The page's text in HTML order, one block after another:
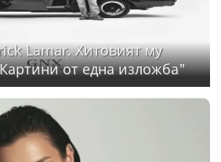
Lamar. Хитовият му
от една изложба"